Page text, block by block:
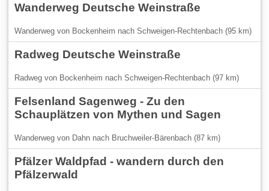
Wanderweg Deutsche Weinstraße
Wanderweg von Bockenheim nach Schweigen-Rechtenbach (95 km)
Radweg Deutsche Weinstraße
Radweg von Bockenheim nach Schweigen-Rechtenbach (97 km)
Felsenland Sagenweg - Zu den
Schauplätzen von Mythen und Sagen
Wanderweg von Dahn nach Bruchweiler-Bärenbach (87 km)
Pfälzer Waldpfad - wandern durch den
Pfälzerwald